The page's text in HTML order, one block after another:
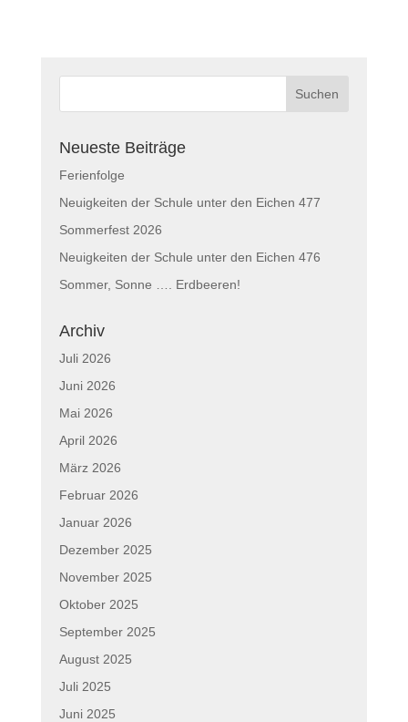
Neueste Beiträge
Ferienfolge
Neuigkeiten der Schule unter den Eichen 477
Sommerfest 2026
Neuigkeiten der Schule unter den Eichen 476
Sommer, Sonne …. Erdbeeren!
Archiv
Juli 2026
Juni 2026
Mai 2026
April 2026
März 2026
Februar 2026
Januar 2026
Dezember 2025
November 2025
Oktober 2025
September 2025
August 2025
Juli 2025
Juni 2025